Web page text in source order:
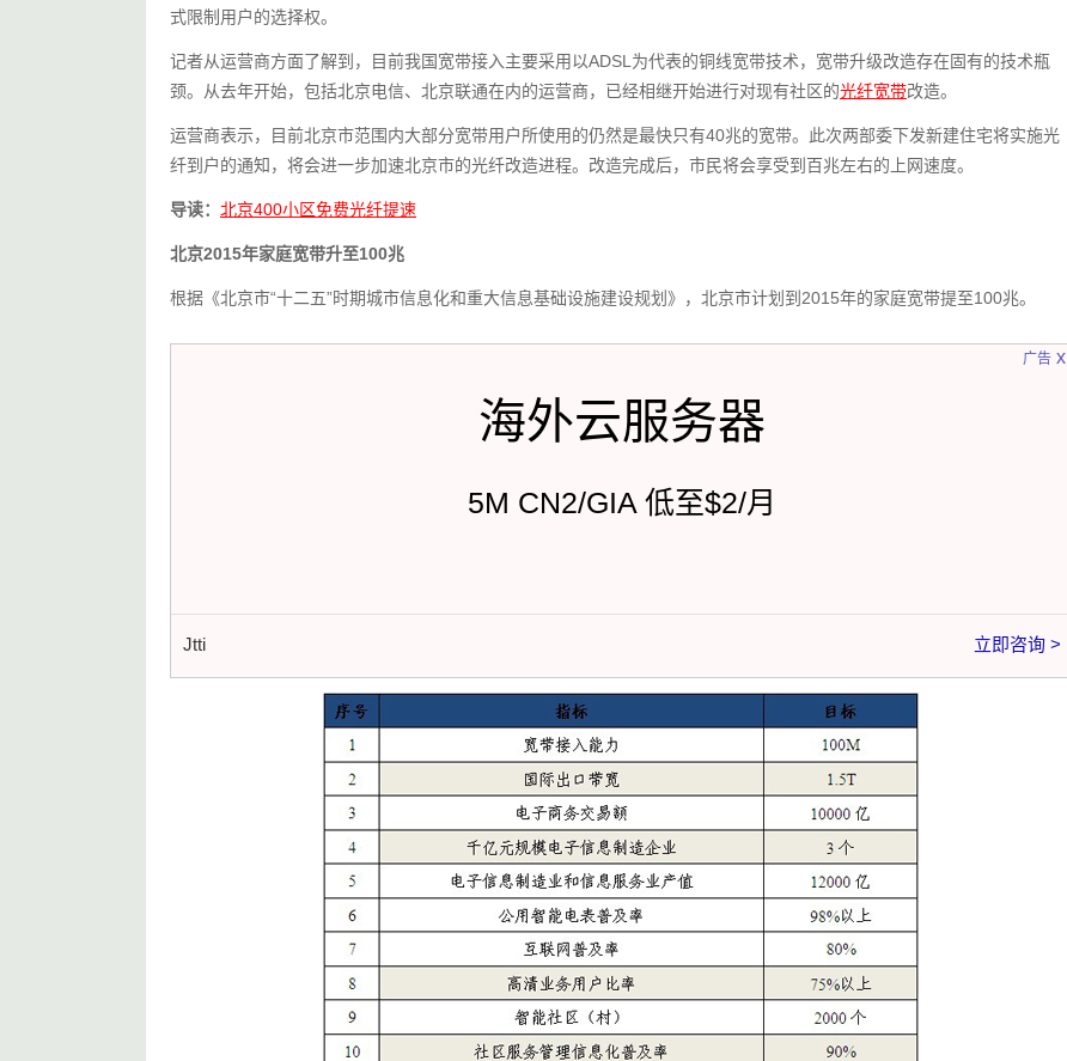
式限制用户的选择权。
记者从运营商方面了解到，目前我国宽带接入主要采用以ADSL为代表的铜线宽带技术，宽带升级改造存在固有的技术瓶
颈。从去年开始，包括北京电信、北京联通在内的运营商，已经相继开始进行对现有社区的光纤宽带改造。
运营商表示，目前北京市范围内大部分宽带用户所使用的仍然是最快只有40兆的宽带。此次两部委下发新建住宅将实施光
纤到户的通知，将会进一步加速北京市的光纤改造进程。改造完成后，市民将会享受到百兆左右的上网速度。
导读： 北京400小区免费光纤提速
北京2015年家庭宽带升至100兆
根据《北京市“十二五”时期城市信息化和重大信息基础设施建设规划》，北京市计划到2015年的家庭宽带提至100兆。
广告
海外云服务器
5M CN2/GIA 低至$2/月
Jtti 立即咨询 >
x